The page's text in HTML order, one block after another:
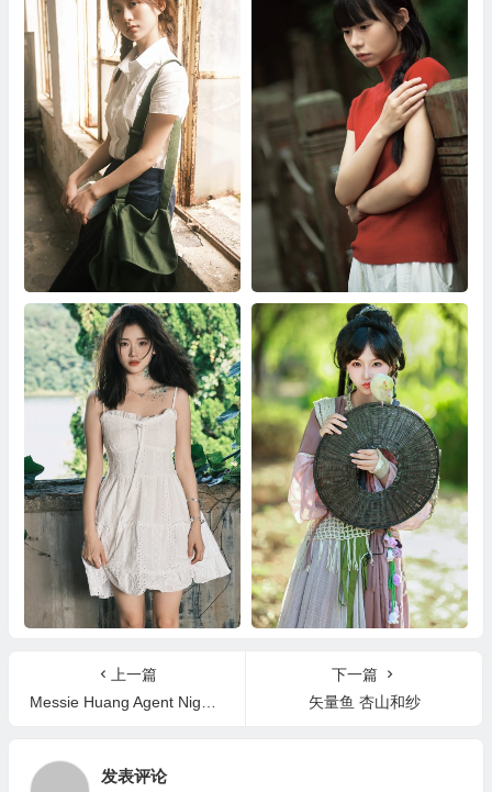
复古女工 晓晓 雨后是三金呀
上一篇
Messie Huang Agent Nightfall
下一篇
矢量鱼 杏山和纱
发表评论